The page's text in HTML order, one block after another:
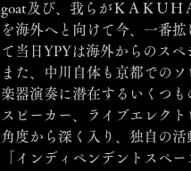
goat及び、我らがＫＡＫＵ
を海外へと向けて今、一番
て当日YPYは海外からのス
また、中川自体も京都での
楽器演奏に潜在するいくつ
スピーカー、ライブエレク
角度から深く入り、独自の
「インディペンデントスペ